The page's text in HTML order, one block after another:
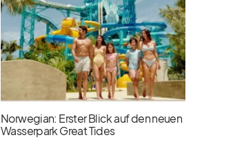
Norwegian: Erster Blick auf den neuen
Wasserpark Great Tides